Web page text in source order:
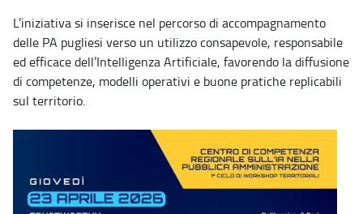
L’iniziativa si inserisce nel percorso di accompagnamento
delle PA pugliesi verso un utilizzo consapevole, responsabile
ed efficace dell’Intelligenza Artificiale, favorendo la diffusione
di competenze, modelli operativi e buone pratiche replicabili
sul territorio.